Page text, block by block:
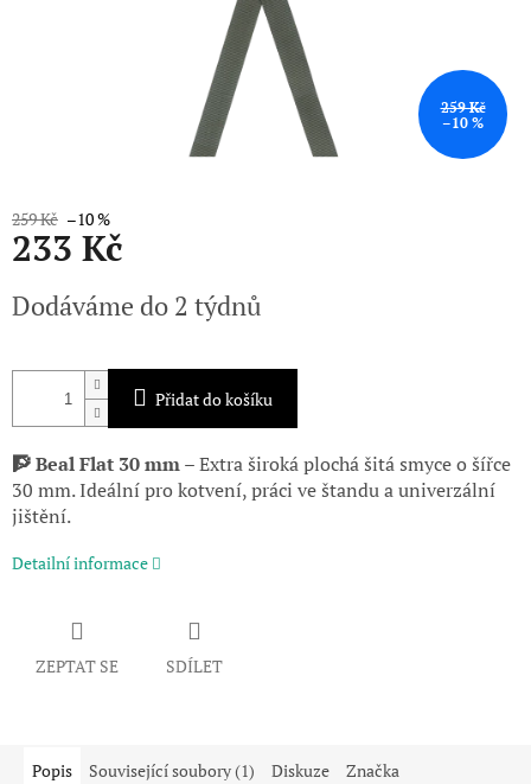
259 Kč
–10 %
259 Kč –10 %
233 Kč
cena:
Dodáváme do 2 týdnů
Přidat do košíku
🧗 Beal Flat 30 mm– Extra široká plochá šitá smyce o šířce
30 mm. Ideální pro kotvení, práci ve štandu a univerzální
jištění.
Detailní informace
ZEPTAT SE SDÍLET
Popis Související soubory (1) Diskuze Značka